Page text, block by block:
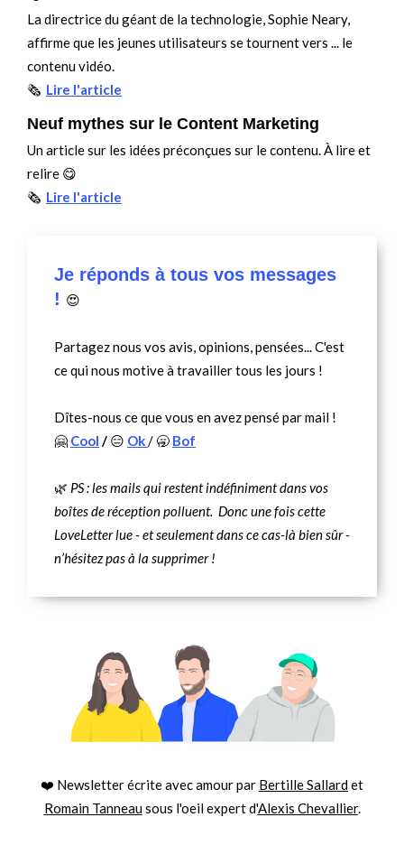
La directrice du géant de la technologie, Sophie Neary,
affirme que les jeunes utilisateurs se tournent vers ... le
contenu vidéo.
🗞 Lire l'article
Neuf mythes sur le Content Marketing
Un article sur les idées préconçues sur le contenu. À lire et
relire 😋
🗞 Lire l'article
Je réponds à tous vos messages
! 😍
Partagez nous vos avis, opinions, pensées... C'est
ce qui nous motive à travailler tous les jours !
Dîtes-nous ce que vous en avez pensé par mail !
🤗 Cool / 😑 Ok/ 🥱 Bof
🌿 PS : les mails qui restent indéfiniment dans vos
boîtes de réception polluent. Donc une fois cette
LoveLetter lue - et seulement dans ce cas-là bien sûr -
n’hésitez pas à la supprimer !
❤️ Newsletter écrite avec amour par Bertille Sallardet
Romain Tanneausous l'oeil expert d'Alexis Chevallier.